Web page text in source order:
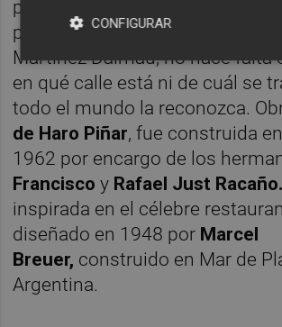
presentación. Como bien señala
prólogo del catálogo el
Martínez Dalmau, no hace falta
en qué calle está ni de cuál se
todo el mundo la reconozca.
de Haro Piñar, fue construida
1962 por encargo de los
Francisco y Rafael Just Racaño.
inspirada en el célebre
diseñado en 1948 por Marcel
Breuer, construido en Mar de
Argentina.
CONFIGURAR